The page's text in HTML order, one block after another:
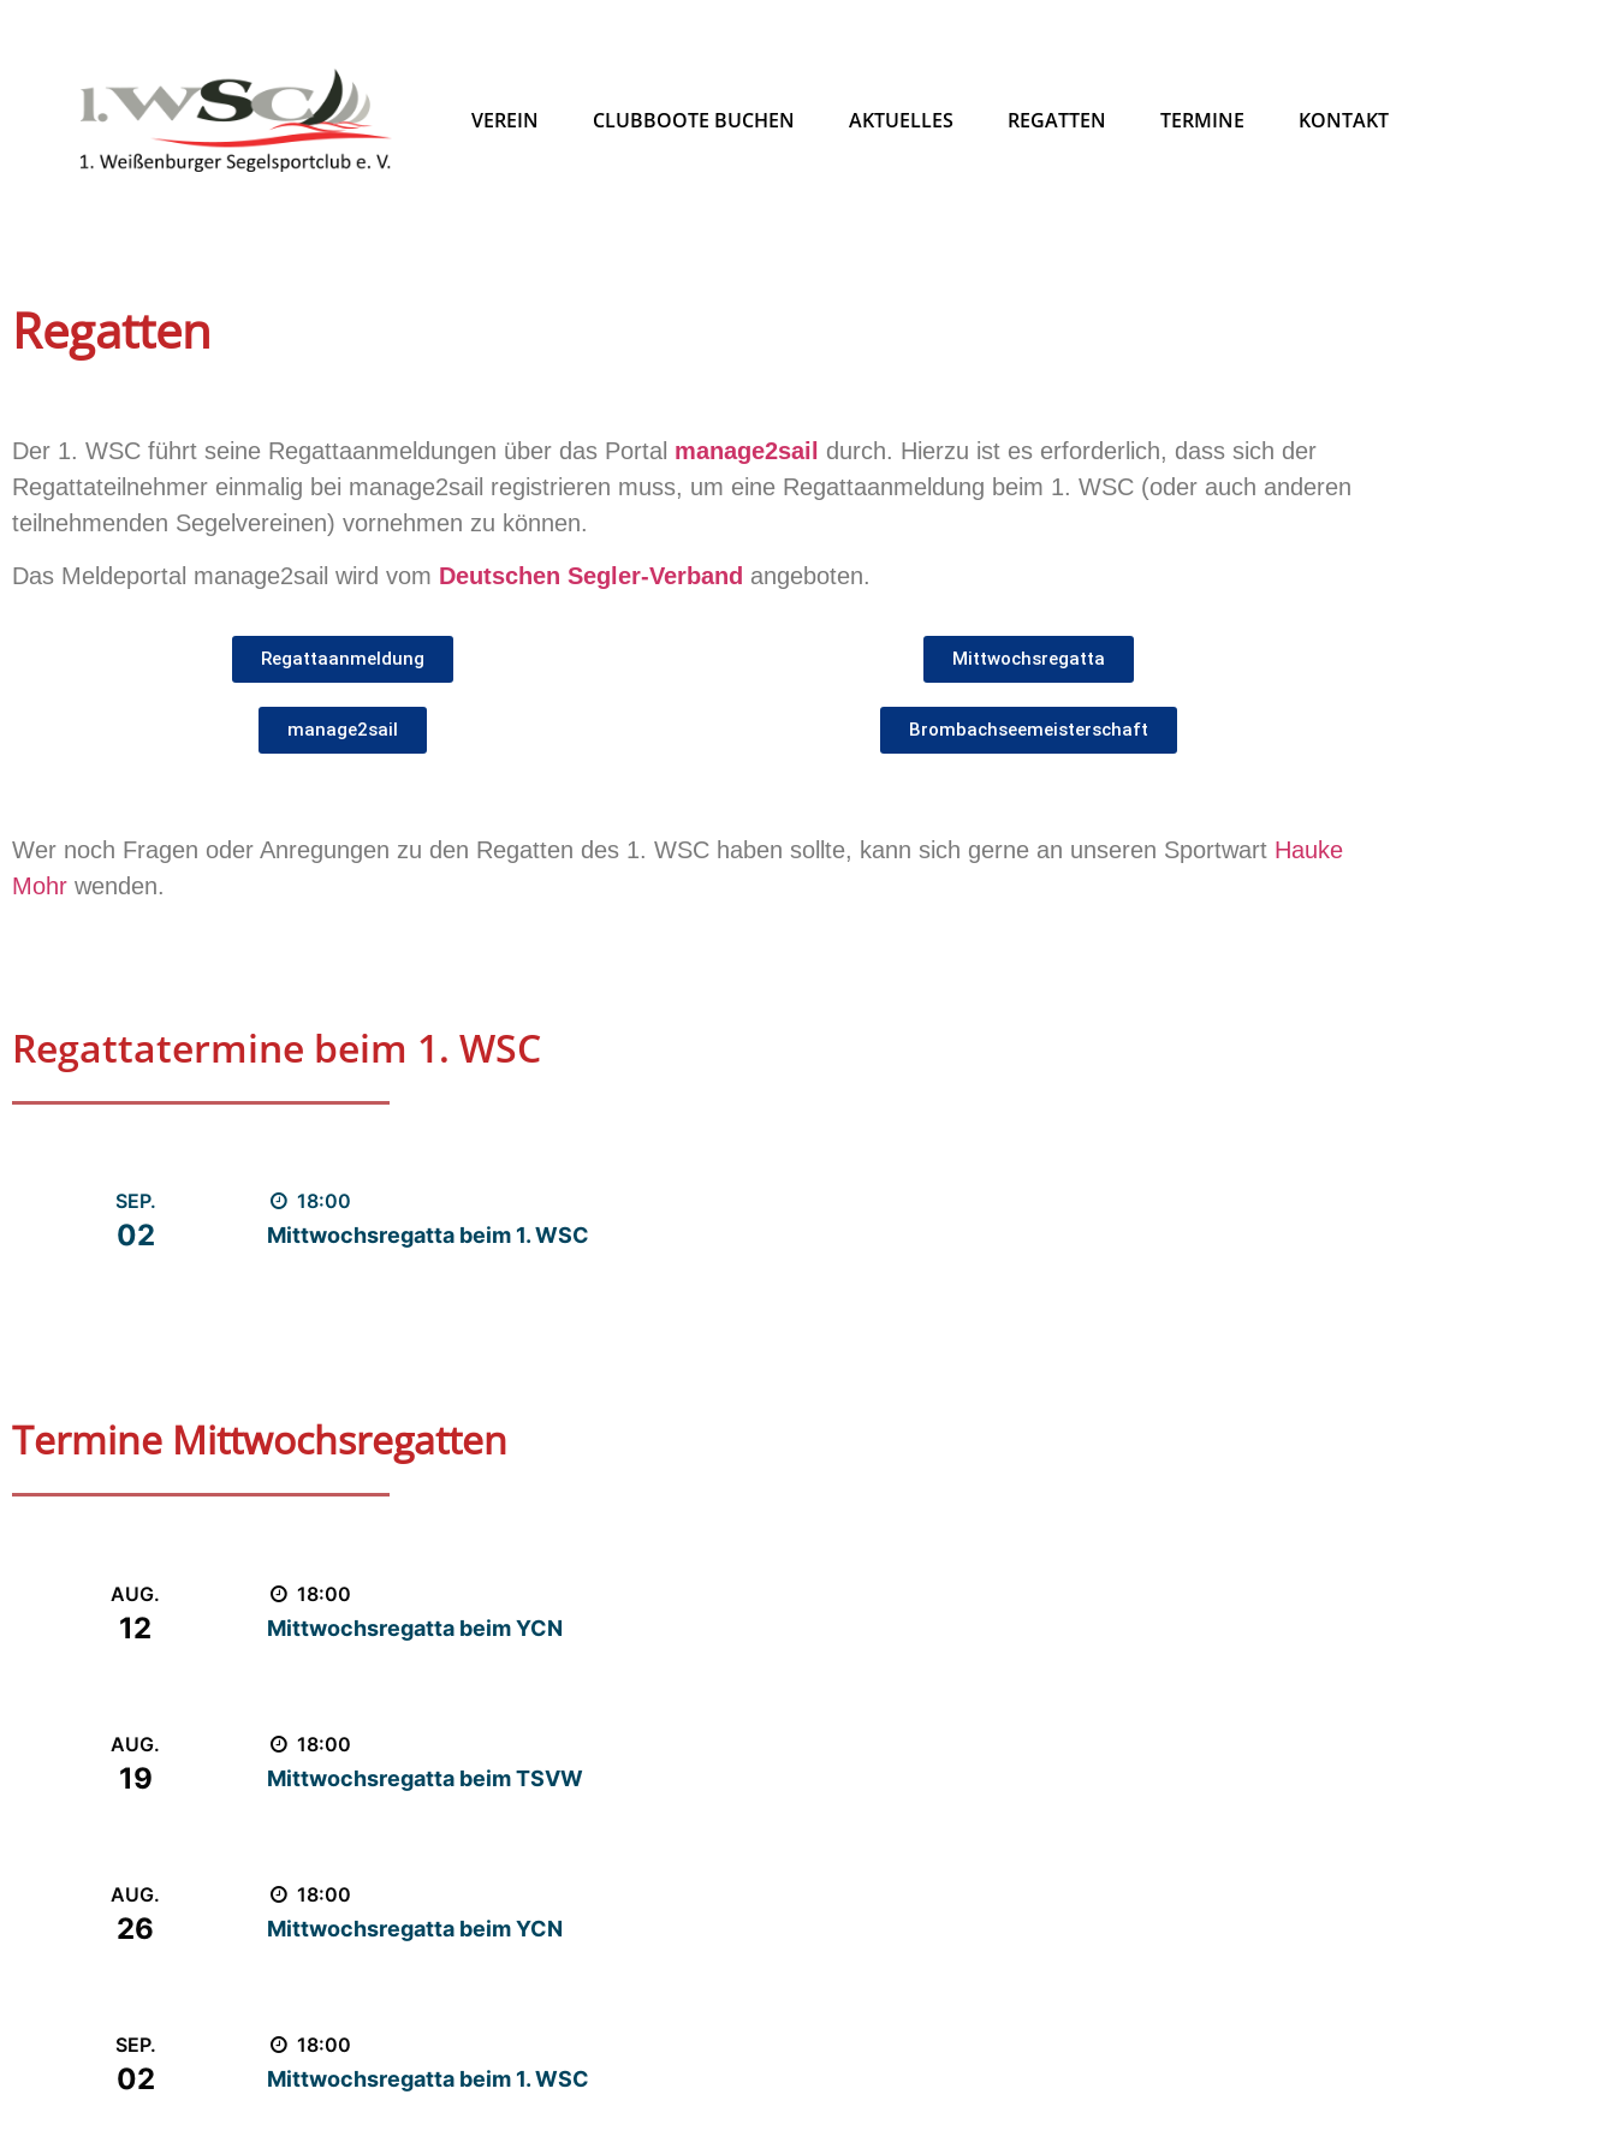
VEREIN CLUBBOOTE BUCHEN AKTUELLES REGATTEN TERMINE KONTAKT
Regatten
Der 1. WSC führt seine Regattaanmeldungen über das Portal manage2sail
durch. Hierzu ist es erforderlich, dass sich der
Regattateilnehmer einmalig bei manage2sail registrieren muss, um eine Regattaanmeldung beim 1. WSC (oder auch anderen
teilnehmenden Segelvereinen) vornehmen zu können.
Das Meldeportal manage2sail wird vom Deutschen Segler-Verband angeboten.
Regattaanmeldung Mittwochsregatta
manage2sail Brombachseemeisterschaft
Wer noch Fragen oder Anregungen zu den Regatten des 1. WSC haben sollte, kann sich gerne an unseren Sportwart Hauke
Mohr wenden.
Regattatermine beim 1. WSC
SEP.
02
18:00
Mittwochsregatta beim 1. WSC
Termine Mittwochsregatten
AUG.
12
18:00
Mittwochsregatta beim YCN
AUG.
19
18:00
Mittwochsregatta beim TSVW
AUG.
26
18:00
Mittwochsregatta beim YCN
SEP.
02
18:00
Mittwochsregatta beim 1. WSC